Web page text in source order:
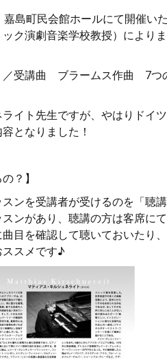
島町民会館ホールにて開催い
ク演劇音楽学校教授）により
／受講曲 ブラームス作曲 7つ
イト先生ですが、やはりドイ
となりました！
？】
ンを受講者が受けるのを「聴
ンがあり、聴講の方は客席に
目を確認して聴いておいたり
スメです♪